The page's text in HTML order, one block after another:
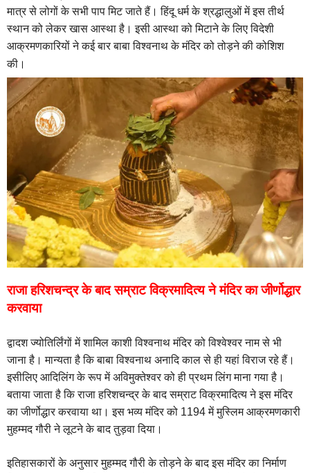
मात्र से लोगों के सभी पाप मिट जाते हैं। हिंदू धर्म के श्रद्धालुओं में इस तीर्थ
स्थान को लेकर खास आस्था है। इसी आस्था को मिटाने के लिए विदेशी
आक्रमणकारियों ने कई बार बाबा विश्वनाथ के मंदिर को तोड़ने की कोशिश
की।
राजा हरिशचन्द्र के बाद सम्राट विक्रमादित्य ने मंदिर का जीर्णोद्धार
करवाया
द्वादश ज्योतिर्लिंगों में शामिल काशी विश्वनाथ मंदिर को विश्वेश्वर नाम से भी
जाना है। मान्यता है कि बाबा विश्वनाथ अनादि काल से ही यहां विराज रहे हैं।
इसीलिए आदिलिंग के रूप में अविमुक्तेश्वर को ही प्रथम लिंग माना गया है।
बताया जाता है कि राजा हरिशचन्द्र के बाद सम्राट विक्रमादित्य ने इस मंदिर
का जीर्णोद्धार करवाया था। इस भव्य मंदिर को 1194 में मुस्लिम आक्रमणकारी
मुहम्मद गौरी ने लूटने के बाद तुड़वा दिया।
इतिहासकारों के अनुसार मुहम्मद गौरी के तोड़ने के बाद इस मंदिर का निर्माण